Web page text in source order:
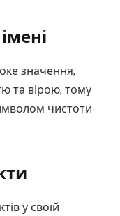
значення,
та вірою, тому
чистоти
у своїй